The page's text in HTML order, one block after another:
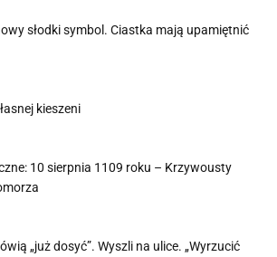
słodki symbol. Ciastka mają upamiętnić
kieszeni
10 sierpnia 1109 roku – Krzywousty
„już dosyć”. Wyszli na ulice. „Wyrzucić